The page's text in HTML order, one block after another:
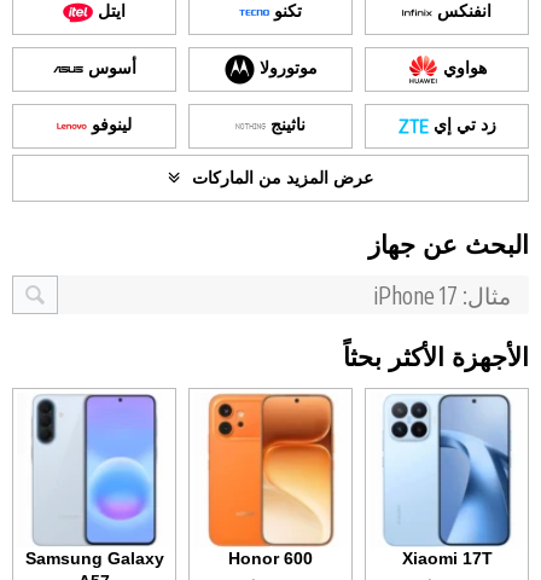
انفنكس تكنو ايتل
هواوي موتورولا أسوس
زد تي إي ناثينج لينوفو
عرض المزيد من الماركات
البحث عن جهاز
الأجهزة الأكثر بحثاً
Xiaomi 17T
Honor 600
Samsung Galaxy